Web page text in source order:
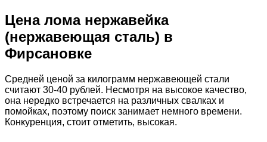
Цена лома нержавейка
(нержавеющая сталь) в
Фирсановке
Средней ценой за килограмм нержавеющей стали
считают 30-40 рублей. Несмотря на высокое качество,
она нередко встречается на различных свалках и
помойках, поэтому поиск занимает немного времени.
Конкуренция, стоит отметить, высокая.